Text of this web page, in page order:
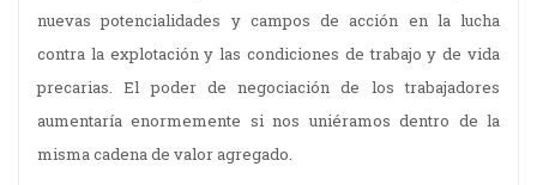
nuevas potencialidades y campos de acción en la lucha
contra la explotación y las condiciones de trabajo y de vida
precarias. El poder de negociación de los trabajadores
aumentaría enormemente si nos uniéramos dentro de la
misma cadena de valor agregado.